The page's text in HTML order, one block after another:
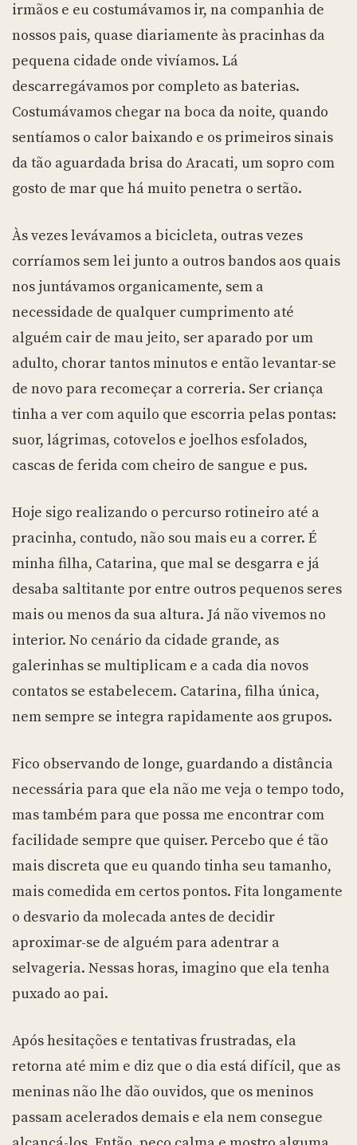
irmãos e eu costumávamos ir, na companhia de
nossos pais, quase diariamente às pracinhas da
pequena cidade onde vivíamos. Lá
descarregávamos por completo as baterias.
Costumávamos chegar na boca da noite, quando
sentíamos o calor baixando e os primeiros sinais
da tão aguardada brisa do Aracati, um sopro com
gosto de mar que há muito penetra o sertão.
Às vezes levávamos a bicicleta, outras vezes
corríamos sem lei junto a outros bandos aos quais
nos juntávamos organicamente, sem a
necessidade de qualquer cumprimento até
alguém cair de mau jeito, ser aparado por um
adulto, chorar tantos minutos e então levantar-se
de novo para recomeçar a correria. Ser criança
tinha a ver com aquilo que escorria pelas pontas:
suor, lágrimas, cotovelos e joelhos esfolados,
cascas de ferida com cheiro de sangue e pus.
Hoje sigo realizando o percurso rotineiro até a
pracinha, contudo, não sou mais eu a correr. É
minha filha, Catarina, que mal se desgarra e já
desaba saltitante por entre outros pequenos seres
mais ou menos da sua altura. Já não vivemos no
interior. No cenário da cidade grande, as
galerinhas se multiplicam e a cada dia novos
contatos se estabelecem. Catarina, filha única,
nem sempre se integra rapidamente aos grupos.
Fico observando de longe, guardando a distância
necessária para que ela não me veja o tempo todo,
mas também para que possa me encontrar com
facilidade sempre que quiser. Percebo que é tão
mais discreta que eu quando tinha seu tamanho,
mais comedida em certos pontos. Fita longamente
o desvario da molecada antes de decidir
aproximar-se de alguém para adentrar a
selvageria. Nessas horas, imagino que ela tenha
puxado ao pai.
Após hesitações e tentativas frustradas, ela
retorna até mim e diz que o dia está difícil, que as
meninas não lhe dão ouvidos, que os meninos
passam acelerados demais e ela nem consegue